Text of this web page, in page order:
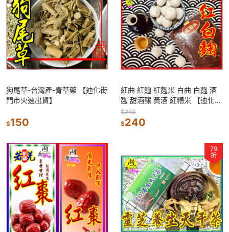
狗尾草-台灣產-青草藥 【迪化街
門市火速出貨】
$150
紅曲 紅麴 紅麴米 白曲 白麴 酒
麴 甜酒釀 黃酒 紅糟米 【迪化街
門市火速出貨】
$260
$240
79
折